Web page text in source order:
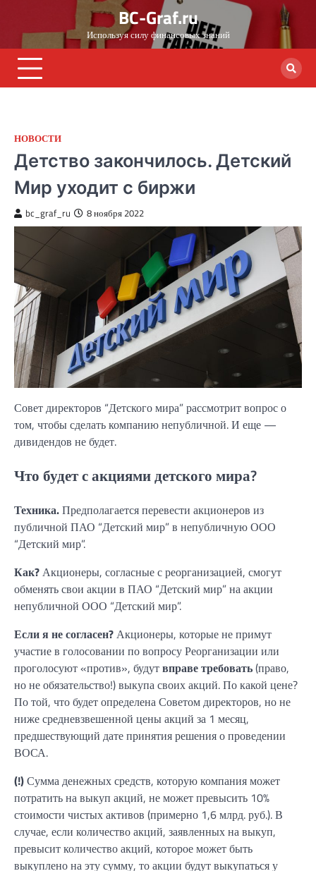
content
BC-Graf.ru
Используя силу финансовых знаний
НОВОСТИ
Детство закончилось. Детский
Мир уходит с биржи
bc_graf_ru 8 ноября 2022
Совет директоров “Детского мира” рассмотрит вопрос о
том, чтобы сделать компанию непубличной. И еще —
дивидендов не будет.
Что будет с акциями детского мира?
Техника.Предполагается перевести акционеров из
публичной ПАО “Детский мир” в непубличную ООО
“Детский мир”.
Как?Акционеры, согласные с реорганизацией, смогут
обменять свои акции в ПАО “Детский мир” на акции
непубличной ООО “Детский мир”.
Если я не согласен?Акционеры, которые не примут
участие в голосовании по вопросу Реорганизации или
проголосуют «против», будутвправе требовать(право,
но не обязательство!) выкупа своих акций. По какой цене?
По той, что будет определена Советом директоров, но не
ниже средневзвешенной цены акций за 1 месяц,
предшествующий дате принятия решения о проведении
ВОСА.
(!)Сумма денежных средств, которую компания может
потратить на выкуп акций, не может превысить 10%
стоимости чистых активов (примерно 1,6 млрд. руб.). В
случае, если количество акций, заявленных на выкуп,
превысит количество акций, которое может быть
выкуплено на эту сумму, то акции будут выкупаться у